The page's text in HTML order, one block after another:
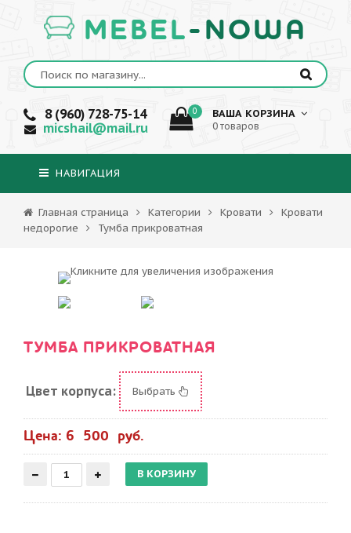
MEBEL-NOWA
8 (960) 728-75-14
micshail@mail.ru
0 ВАША КОРЗИНА
0 товаров
НАВИГАЦИЯ
Главная страница Категории Кровати
Кровати
недорогие
Тумба прикроватная
ТУМБА ПРИКРОВАТНАЯ
Цвет корпуса: Выбрать
Цена: 6 500 руб.